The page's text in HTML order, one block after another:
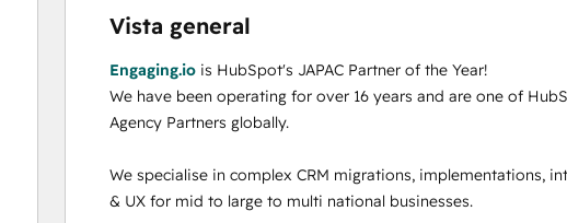
Vista general
Engaging.io is HubSpot's JAPAC Partner of the Year!
We have been operating for over 16 years and are one of
Agency Partners globally.
We specialise in complex CRM migrations, implementations,
& UX for mid to large to multi national businesses.